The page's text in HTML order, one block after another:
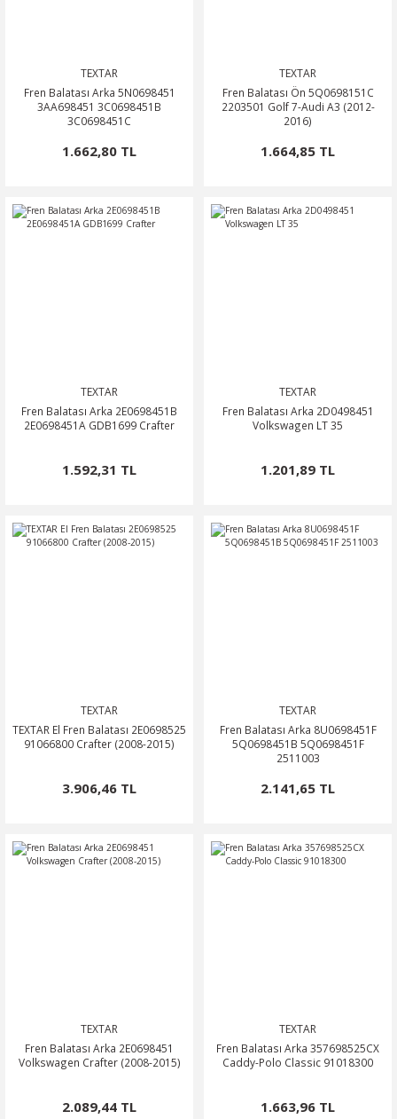
TEXTAR
Fren Balatası Arka 5N0698451
3AA698451 3C0698451B
3C0698451C
1.662,80 TL
TEXTAR
Fren Balatası Ön 5Q0698151C
2203501 Golf 7-Audi A3 (2012-
2016)
1.664,85 TL
TEXTAR
Fren Balatası Arka 2E0698451B
2E0698451A GDB1699 Crafter
1.592,31 TL
TEXTAR
Fren Balatası Arka 2D0498451
Volkswagen LT 35
1.201,89 TL
TEXTAR
TEXTAR El Fren Balatası 2E0698525
91066800 Crafter (2008-2015)
3.906,46 TL
TEXTAR
Fren Balatası Arka 8U0698451F
5Q0698451B 5Q0698451F
2511003
2.141,65 TL
TEXTAR
Fren Balatası Arka 2E0698451
Volkswagen Crafter (2008-2015)
2.089,44 TL
TEXTAR
Fren Balatası Arka 357698525CX
Caddy-Polo Classic 91018300
1.663,96 TL